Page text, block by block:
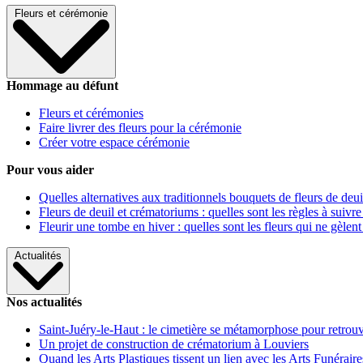
Fleurs et cérémonie
Hommage au défunt
Fleurs et cérémonies
Faire livrer des fleurs pour la cérémonie
Créer votre espace cérémonie
Pour vous aider
Quelles alternatives aux traditionnels bouquets de fleurs de
Fleurs de deuil et crématoriums : quelles sont les règles à
Fleurir une tombe en hiver : quelles sont les fleurs qui ne gèlent
Actualités
Nos actualités
Saint-Juéry-le-Haut : le cimetière se métamorphose pour
Un projet de construction de crématorium à Louviers
Quand les Arts Plastiques tissent un lien avec les Arts